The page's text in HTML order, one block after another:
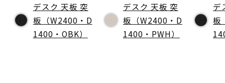
デスク 天板 突
板（W2400・D
1400・OBK）
デスク 天板 突
板（W2400・D
1400・PWH）
デ
板